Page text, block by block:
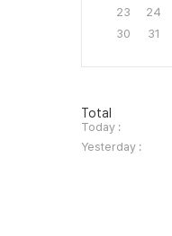
23
24
30
31
방
문
자
수
Total
Today :
Yesterday :